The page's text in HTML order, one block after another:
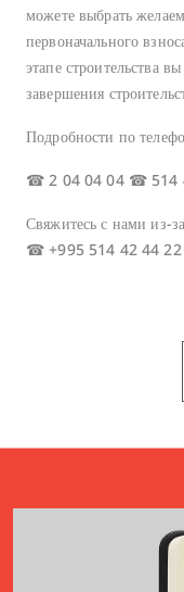
можете выбрать
первоначального
этапе строительства
завершения
Подробности по
☎ 2 04 04 04 ☎ 514
Свяжитесь с нами из-
☎ +995 514 42 44 22